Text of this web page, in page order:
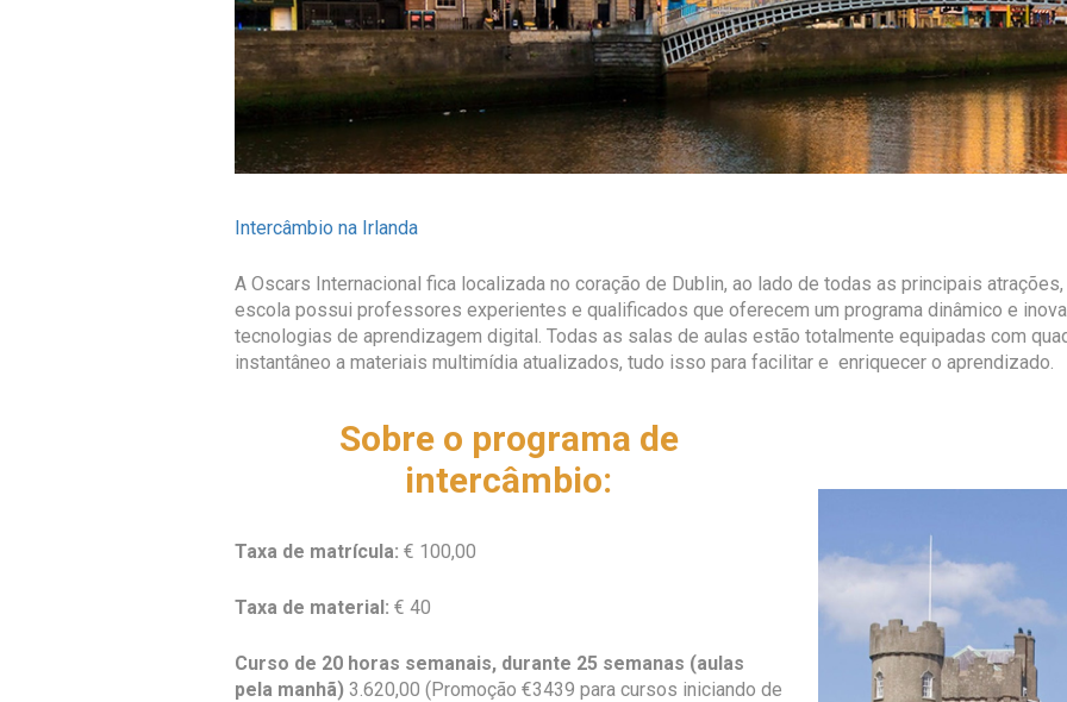
Intercâmbio na Irlanda
A Oscars Internacional fica localizada no coração de Dublin, ao lado de todas as principais
escola possui professores experientes e qualificados que oferecem um programa dinâmico e
tecnologias de aprendizagem digital. Todas as salas de aulas estão totalmente equipadas com
instantâneo a materiais multimídia atualizados, tudo isso para facilitar e enriquecer o aprendizado.
Sobre o programa de
intercâmbio:
Taxa de matrícula: € 100,00
Taxa de material: € 40
Curso de 20 horas semanais, durante 25 semanas (aulas
pela manhã) 3.620,00 (Promoção €3439 para cursos iniciando de